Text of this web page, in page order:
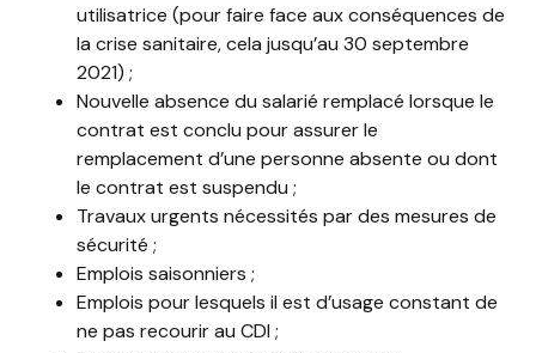
utilisatrice (pour faire face aux conséquences de
la crise sanitaire, cela jusqu’au 30 septembre
2021) ;
Nouvelle absence du salarié remplacé lorsque le
contrat est conclu pour assurer le
remplacement d’une personne absente ou dont
le contrat est suspendu ;
Travaux urgents nécessités par des mesures de
sécurité ;
Emplois saisonniers ;
Emplois pour lesquels il est d’usage constant de
ne pas recourir au CDI ;